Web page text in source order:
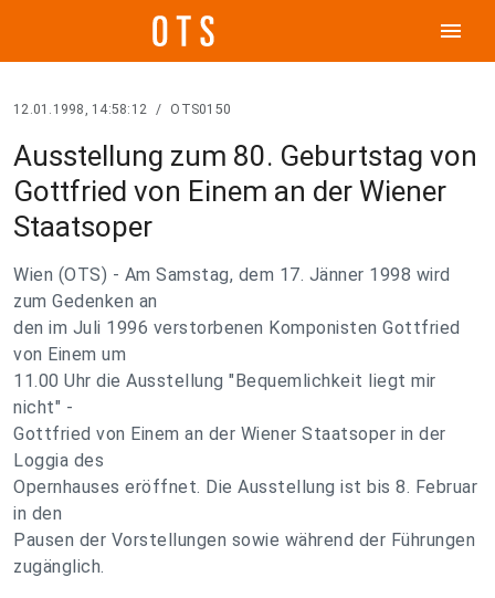
menu
12.01.1998, 14:58:12 / OTS0150
Ausstellung zum 80. Geburtstag von
Gottfried von Einem an der Wiener
Staatsoper
Wien (OTS) - Am Samstag, dem 17. Jänner 1998 wird
zum Gedenken an
den im Juli 1996 verstorbenen Komponisten Gottfried
von Einem um
11.00 Uhr die Ausstellung "Bequemlichkeit liegt mir
nicht" -
Gottfried von Einem an der Wiener Staatsoper in der
Loggia des
Opernhauses eröffnet. Die Ausstellung ist bis 8. Februar
in den
Pausen der Vorstellungen sowie während der Führungen
zugänglich.